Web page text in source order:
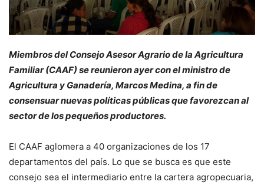
Miembros del Consejo Asesor Agrario de la Agricultura
Familiar (CAAF) se reunieron ayer con el ministro de
Agricultura y Ganadería, Marcos Medina, a fin de
consensuar nuevas políticas públicas que favorezcan al
sector de los pequeños productores.
El CAAF aglomera a 40 organizaciones de los 17
departamentos del país. Lo que se busca es que este
consejo sea el intermediario entre la cartera agropecuaria,